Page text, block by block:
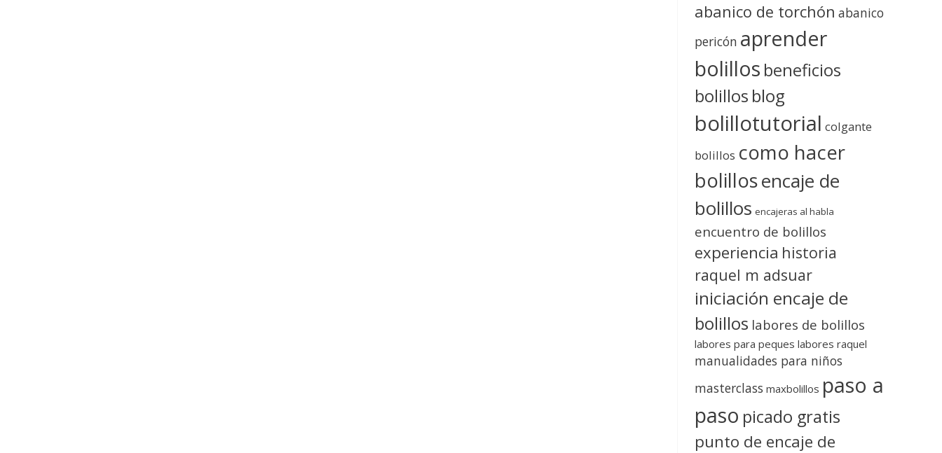
abanico de torchón abanico
pericón aprender
bolillos beneficios
bolillos blog
bolillotutorial colgante
bolillos como hacer
bolillosencaje de
bolillos encajeras al habla
encuentro de bolillos
experiencia historia
raquel m adsuar
iniciación encaje de
bolillos labores de bolillos
labores para peques labores raquel
manualidades para niños
masterclass maxbolillos paso a
paso picado gratis
punto de encaje de